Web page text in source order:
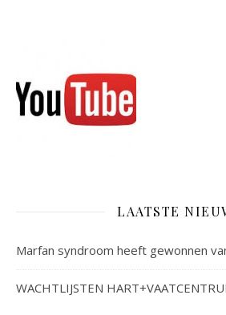
LAATSTE
Marfan syndroom heeft gewonnen
WACHTLIJSTEN